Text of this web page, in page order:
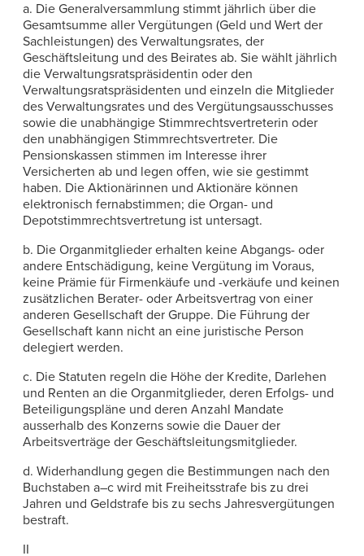
a. Die Generalversammlung stimmt jährlich über die
Gesamtsumme aller Vergütungen (Geld und Wert der
Sachleistungen) des Verwaltungsrates, der
Geschäftsleitung und des Beirates ab. Sie wählt jährlich
die Verwaltungsratspräsidentin oder den
Verwaltungsratspräsidenten und einzeln die Mitglieder
des Verwaltungsrates und des Vergütungsausschusses
sowie die unabhängige Stimmrechtsvertreterin oder
den unabhängigen Stimmrechtsvertreter. Die
Pensionskassen stimmen im Interesse ihrer
Versicherten ab und legen offen, wie sie gestimmt
haben. Die Aktionärinnen und Aktionäre können
elektronisch fernabstimmen; die Organ- und
Depotstimmrechtsvertretung ist untersagt.
b. Die Organmitglieder erhalten keine Abgangs- oder
andere Entschädigung, keine Vergütung im Voraus,
keine Prämie für Firmenkäufe und -verkäufe und keinen
zusätzlichen Berater- oder Arbeitsvertrag von einer
anderen Gesellschaft der Gruppe. Die Führung der
Gesellschaft kann nicht an eine juristische Person
delegiert werden.
c. Die Statuten regeln die Höhe der Kredite, Darlehen
und Renten an die Organmitglieder, deren Erfolgs- und
Beteiligungspläne und deren Anzahl Mandate
ausserhalb des Konzerns sowie die Dauer der
Arbeitsverträge der Geschäftsleitungsmitglieder.
d. Widerhandlung gegen die Bestimmungen nach den
Buchstaben a–c wird mit Freiheitsstrafe bis zu drei
Jahren und Geldstrafe bis zu sechs Jahresvergütungen
bestraft.
II